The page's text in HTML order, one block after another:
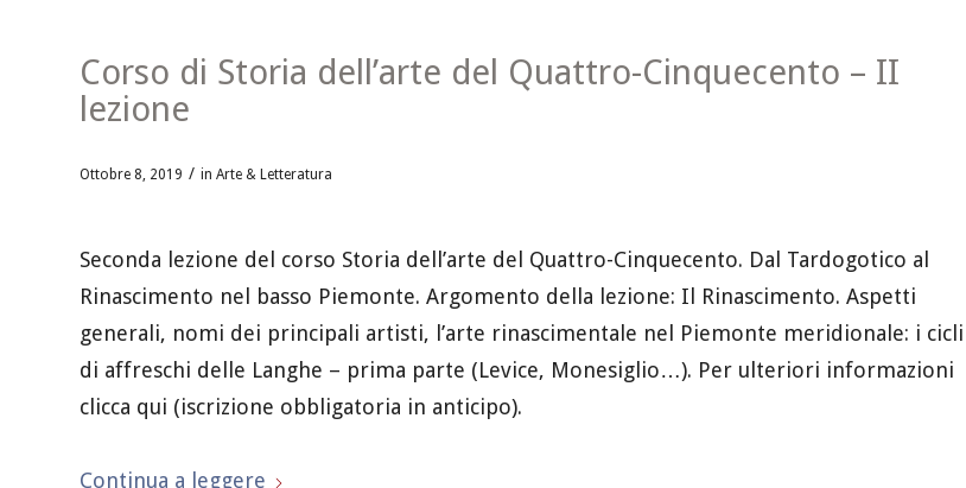
Corso di Storia dell’arte del Quattro-Cinquecento – II
lezione
Ottobre 8, 2019 / in Arte & Letteratura
Seconda lezione del corso Storia dell’arte del Quattro-Cinquecento. Dal Tardogotico al
Rinascimento nel basso Piemonte. Argomento della lezione: Il Rinascimento. Aspetti
generali, nomi dei principali artisti, l’arte rinascimentale nel Piemonte meridionale: i cicli
di affreschi delle Langhe – prima parte (Levice, Monesiglio…). Per ulteriori informazioni
clicca qui (iscrizione obbligatoria in anticipo).
Continua a leggere